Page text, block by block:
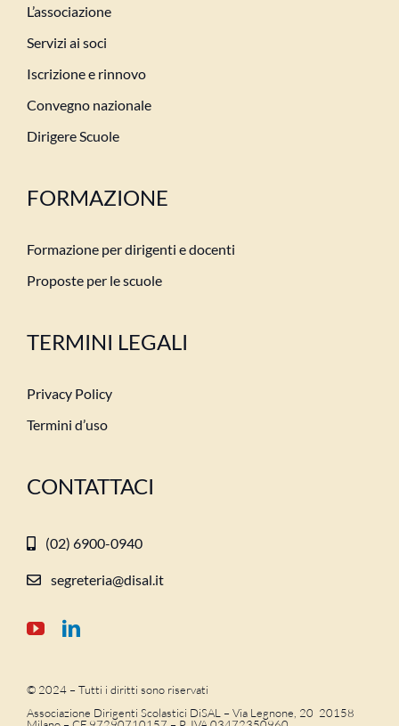
L’associazione
Servizi ai soci
Iscrizione e rinnovo
Convegno nazionale
Dirigere Scuole
FORMAZIONE
Formazione per dirigenti e docenti
Proposte per le scuole
TERMINI LEGALI
Privacy Policy
Termini d’uso
CONTATTACI
(02) 6900-0940
segreteria@disal.it
© 2024 – Tutti i diritti sono riservati
Associazione Dirigenti Scolastici DiSAL – Via Legnone, 20 20158